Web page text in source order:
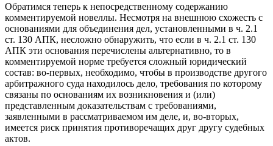
Обратимся теперь к непосредственному содержанию
комментируемой новеллы. Несмотря на внешнюю схожесть с
основаниями для объединения дел, установленными в ч. 2.1
ст. 130 АПК, несложно обнаружить, что если в ч. 2.1 ст. 130
АПК эти основания перечислены альтернативно, то в
комментируемой норме требуется сложный юридический
состав: во-первых, необходимо, чтобы в производстве другого
арбитражного суда находилось дело, требования по которому
связаны по основаниям их возникновения и (или)
представленным доказательствам с требованиями,
заявленными в рассматриваемом им деле, и, во-вторых,
имеется риск принятия противоречащих друг другу судебных
актов.